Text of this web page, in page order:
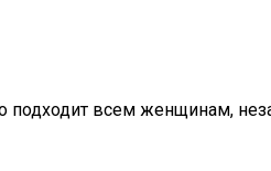
всем женщинам,